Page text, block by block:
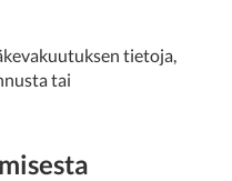
tietoja,
tai